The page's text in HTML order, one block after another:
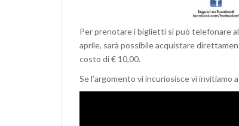
Per prenotare i biglietti si può telefonare
aprile, sarà possibile acquistare
costo di € 10,00.
Se l’argomento vi incuriosisce vi invitiamo